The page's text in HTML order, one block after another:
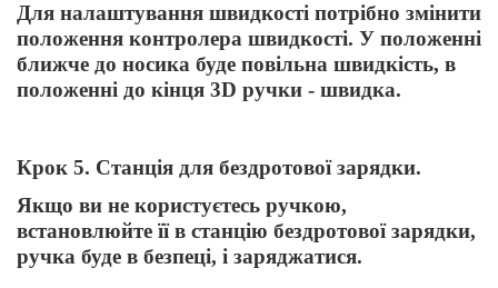
Для налаштування швидкості потрібно змінити
положення контролера швидкості. У положенні
ближче до носика буде повільна швидкість, в
положенні до кінця 3D ручки - швидка.
Крок 5. Станція для бездротової зарядки.
Якщо ви не користуєтесь ручкою,
встановлюйте її в станцію бездротової зарядки,
ручка буде в безпеці, і заряджатися.